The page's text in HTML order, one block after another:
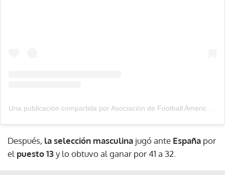
Después, la selección masculina jugó ante España por
el puesto 13y lo obtuvo al ganar por 41 a 32.